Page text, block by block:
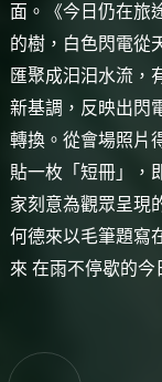
面。《今日仍在旅
的樹，白色閃電從
匯聚成汩汩水流，
新基調，反映出閃
轉換。從會場照片
貼一枚「短冊」，
家刻意為觀眾呈現
何德來以毛筆題寫
來 在雨不停歇的今